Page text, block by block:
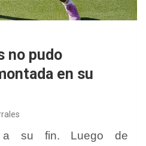
no pudo
en su
a su fin. Luego de